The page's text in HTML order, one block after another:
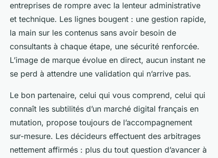
entreprises de rompre avec la lenteur administrative
et technique. Les lignes bougent : une gestion rapide,
la main sur les contenus sans avoir besoin de
consultants à chaque étape, une sécurité renforcée.
L’image de marque évolue en direct, aucun instant ne
se perd à attendre une validation qui n’arrive pas.
Le bon partenaire, celui qui vous comprend, celui qui
connaît les subtilités d’un marché digital français en
mutation, propose toujours de l’accompagnement
sur-mesure. Les décideurs effectuent des arbitrages
nettement affirmés : plus du tout question d’avancer à